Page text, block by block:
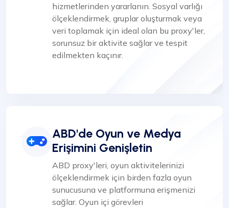
hizmetlerinden yararlanın. Sosyal varlığı
ölçeklendirmek, gruplar oluşturmak veya
veri toplamak için ideal olan bu proxy'ler,
sorunsuz bir aktivite sağlar ve tespit
edilmekten kaçınır.
ABD'de Oyun ve Medya
Erişimini Genişletin
ABD proxy'leri, oyun aktivitelerinizi
ölçeklendirmek için birden fazla oyun
sunucusuna ve platformuna erişmenizi
sağlar. Oyun içi görevleri